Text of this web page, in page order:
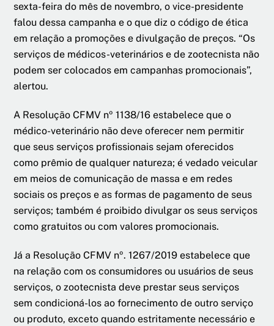
sexta-feira do mês de novembro, o vice-presidente
falou dessa campanha e o que diz o código de ética
em relação a promoções e divulgação de preços. “Os
serviços de médicos-veterinários e de zootecnista não
podem ser colocados em campanhas promocionais”,
alertou.
A Resolução CFMV nº 1138/16 estabelece que o
médico-veterinário não deve oferecer nem permitir
que seus serviços profissionais sejam oferecidos
como prêmio de qualquer natureza; é vedado veicular
em meios de comunicação de massa e em redes
sociais os preços e as formas de pagamento de seus
serviços; também é proibido divulgar os seus serviços
como gratuitos ou com valores promocionais.
Já a Resolução CFMV nº. 1267/2019 estabelece que
na relação com os consumidores ou usuários de seus
serviços, o zootecnista deve prestar seus serviços
sem condicioná-los ao fornecimento de outro serviço
ou produto, exceto quando estritamente necessário e